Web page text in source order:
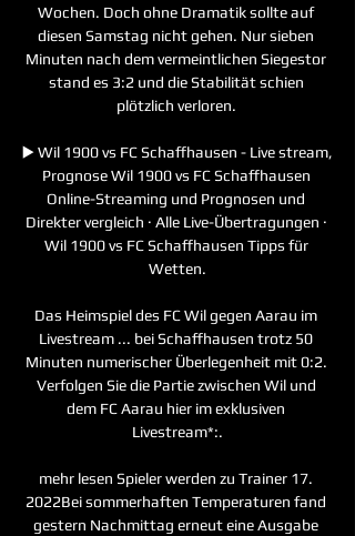
Wochen. Doch ohne Dramatik sollte auf
diesen Samstag nicht gehen. Nur sieben
Minuten nach dem vermeintlichen Siegestor
stand es 3:2 und die Stabilität schien
plötzlich verloren.
▶️ Wil 1900 vs FC Schaffhausen - Live stream,
Prognose Wil 1900 vs FC Schaffhausen
Online-Streaming und Prognosen und
Direkter vergleich · Alle Live-Übertragungen ·
Wil 1900 vs FC Schaffhausen Tipps für
Wetten.
Das Heimspiel des FC Wil gegen Aarau im
Livestream ... bei Schaffhausen trotz 50
Minuten numerischer Überlegenheit mit 0:2.
Verfolgen Sie die Partie zwischen Wil und
dem FC Aarau hier im exklusiven
Livestream*:.
mehr lesen Spieler werden zu Trainer 17.
2022Bei sommerhaften Temperaturen fand
gestern Nachmittag erneut eine Ausgabe